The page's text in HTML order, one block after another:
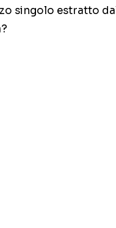
singolo estratto